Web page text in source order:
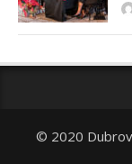
© 2020